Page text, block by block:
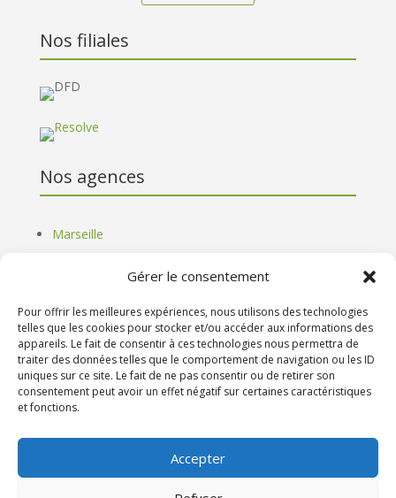
Gérer le consentement
Pour offrir les meilleures expériences, nous utilisons des technologies
telles que les cookies pour stocker et/ou accéder aux informations des
appareils. Le fait de consentir à ces technologies nous permettra de
traiter des données telles que le comportement de navigation ou les ID
uniques sur ce site. Le fait de ne pas consentir ou de retirer son
consentement peut avoir un effet négatif sur certaines caractéristiques
et fonctions.
Accepter
Nos filiales
Nos agences
Marseille
Lille
Strasbourg
Nantes